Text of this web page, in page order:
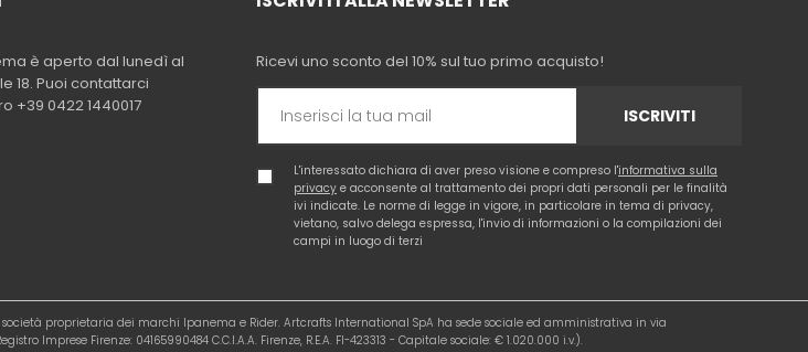
è aperto dal lunedì al
18. Puoi contattarci
+39 0422 1440017
Ricevi uno sconto del 10% sul tuo primo acquisto!
ISCRIVITI
L'interessato dichiara di aver preso visione e compreso l'informativa sulla
privacy e acconsente al trattamento dei propri dati personali per le finalità
ivi indicate. Le norme di legge in vigore, in particolare in tema di privacy,
vietano, salvo delega espressa, l'invio di informazioni o la compilazioni dei
campi in luogo di terzi
proprietaria dei marchi Ipanema e Rider. Artcrafts International SpA ha sede sociale ed amministrativa in via
Imprese Firenze: 04165990484 C.C.I.A.A. Firenze, R.E.A. FI-423313 - Capitale sociale: € 1.020.000 i.v.).